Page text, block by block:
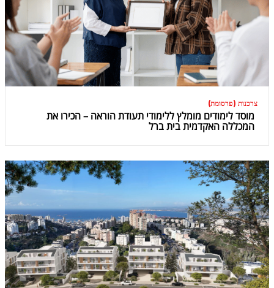
צרכנות (פרסומת)
מוסד לימודים מומלץ ללימודי תעודת הוראה – הכירו את
המכללה האקדמית בית ברל